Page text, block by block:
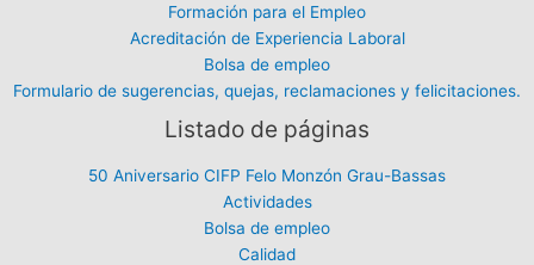
Formación para el Empleo
Acreditación de Experiencia Laboral
Bolsa de empleo
Formulario de sugerencias, quejas, reclamaciones y felicitaciones.
Listado de páginas
50 Aniversario CIFP Felo Monzón Grau-Bassas
Actividades
Bolsa de empleo
Calidad